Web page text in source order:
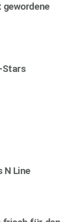
gewordene
Stars
N Line